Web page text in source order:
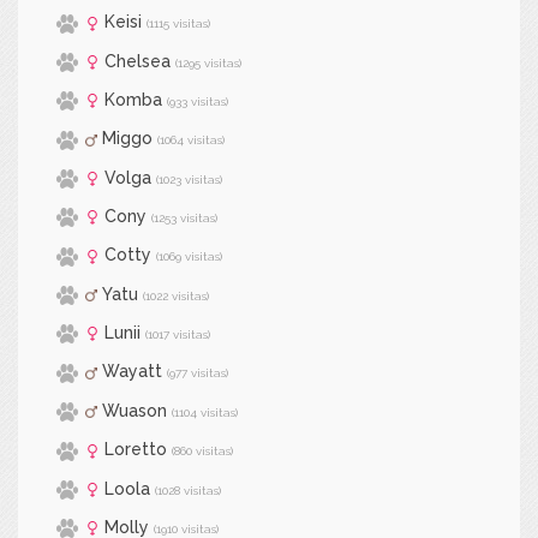
Keisi (1115 visitas)
Chelsea (1295 visitas)
Komba (933 visitas)
Miggo (1064 visitas)
Volga (1023 visitas)
Cony (1253 visitas)
Cotty (1069 visitas)
Yatu (1022 visitas)
Lunii (1017 visitas)
Wayatt (977 visitas)
Wuason (1104 visitas)
Loretto (860 visitas)
Loola (1028 visitas)
Molly (1910 visitas)